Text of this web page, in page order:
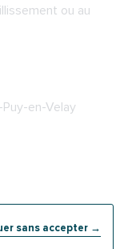
sans accepter →
ou au
en-Velay